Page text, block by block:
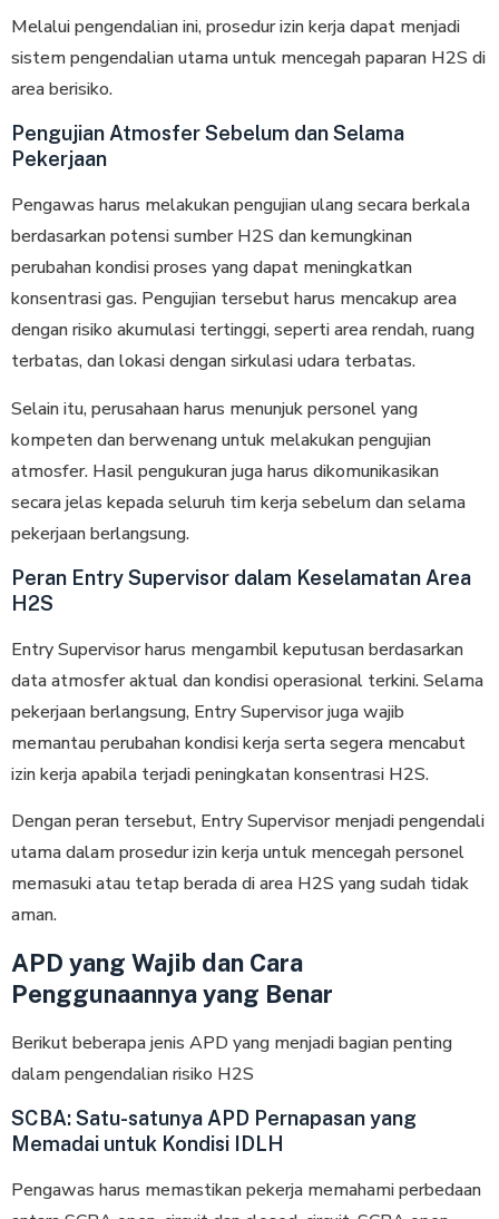
Melalui pengendalian ini, prosedur izin kerja dapat menjadi
sistem pengendalian utama untuk mencegah paparan H2S di
area berisiko.
Pengujian Atmosfer Sebelum dan Selama
Pekerjaan
Pengawas harus melakukan pengujian ulang secara berkala
berdasarkan potensi sumber H2S dan kemungkinan
perubahan kondisi proses yang dapat meningkatkan
konsentrasi gas. Pengujian tersebut harus mencakup area
dengan risiko akumulasi tertinggi, seperti area rendah, ruang
terbatas, dan lokasi dengan sirkulasi udara terbatas.
Selain itu, perusahaan harus menunjuk personel yang
kompeten dan berwenang untuk melakukan pengujian
atmosfer. Hasil pengukuran juga harus dikomunikasikan
secara jelas kepada seluruh tim kerja sebelum dan selama
pekerjaan berlangsung.
Peran Entry Supervisor dalam Keselamatan Area
H2S
Entry Supervisor harus mengambil keputusan berdasarkan
data atmosfer aktual dan kondisi operasional terkini. Selama
pekerjaan berlangsung, Entry Supervisor juga wajib
memantau perubahan kondisi kerja serta segera mencabut
izin kerja apabila terjadi peningkatan konsentrasi H2S.
Dengan peran tersebut, Entry Supervisor menjadi pengendali
utama dalam prosedur izin kerja untuk mencegah personel
memasuki atau tetap berada di area H2S yang sudah tidak
aman.
APD yang Wajib dan Cara
Penggunaannya yang Benar
Berikut beberapa jenis APD yang menjadi bagian penting
dalam pengendalian risiko H2S
SCBA: Satu-satunya APD Pernapasan yang
Memadai untuk Kondisi IDLH
Pengawas harus memastikan pekerja memahami perbedaan